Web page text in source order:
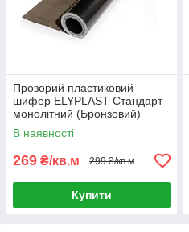
Прозорий пластиковий
шифер ELYPLAST Стандарт
монолітний (Бронзовий)
В наявності
269 ₴/кв.м 299 ₴/кв.м
Купити